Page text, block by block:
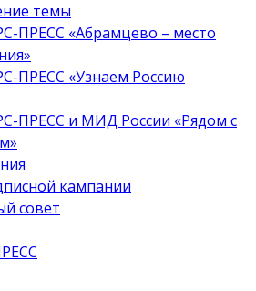
темы
ПРЕСС «Абрамцево – место
ПРЕСС «Узнаем Россию
ПРЕСС и МИД России «Рядом с
кампании
совет